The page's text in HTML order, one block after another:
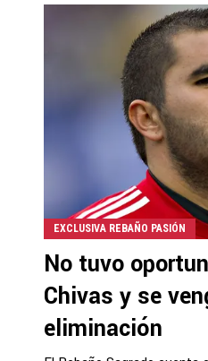
EXCLUSIVA REBAÑO PASIÓN
No tuvo
Chivas y se
eliminación